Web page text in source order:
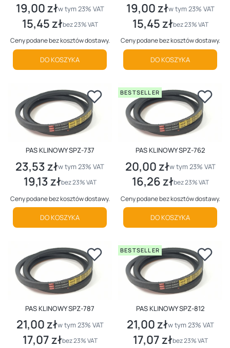
Cena brutto
19,00 złw tym %s VAT
w tym23% VAT
Cena netto
15,45 złbez 23% VAT
Ceny podane bez kosztów dostawy.
DO KOSZYKA
Cena brutto
19,00 złw tym %s VAT
w tym23% VAT
Cena netto
15,45 złbez 23% VAT
Ceny podane bez kosztów dostawy.
DO KOSZYKA
PAS KLINOWY SPZ-737
Cena brutto
23,53 złw tym %s VAT
w tym23% VAT
Cena netto
19,13 złbez 23% VAT
Ceny podane bez kosztów dostawy.
DO KOSZYKA
BESTSELLER
PAS KLINOWY SPZ-762
Cena brutto
20,00 złw tym %s VAT
w tym23% VAT
Cena netto
16,26 złbez 23% VAT
Ceny podane bez kosztów dostawy.
DO KOSZYKA
PAS KLINOWY SPZ-787
Cena brutto
21,00 złw tym %s VAT
w tym23% VAT
Cena netto
17,07 złbez 23% VAT
BESTSELLER
PAS KLINOWY SPZ-812
Cena brutto
21,00 złw tym %s VAT
w tym23% VAT
Cena netto
17,07 złbez 23% VAT